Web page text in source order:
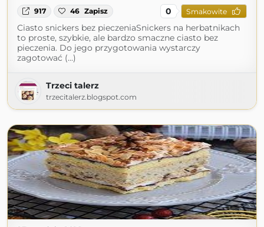
917 46 Zapisz 0 Smakowite
Ciasto snickers bez pieczeniaSnickers na herbatnikach
to proste, szybkie, ale bardzo smaczne ciasto bez
pieczenia. Do jego przygotowania wystarczy
zagotować (...)
Trzeci talerz
trzecitalerz.blogspot.com